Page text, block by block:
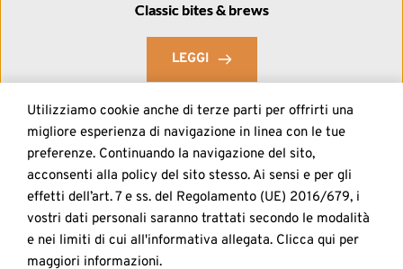
Classic bites & brews
LEGGI
1 2
All Right Reserved | BAR LA LICATA | P.IVA 05576500580 |
WM
ElegantThemes Italia Policy Privacy | Elenco Allergeni
Utilizziamo cookie anche di terze parti per offrirti una
migliore esperienza di navigazione in linea con le tue
preferenze. Continuando la navigazione del sito,
acconsenti alla policy del sito stesso. Ai sensi e per gli
effetti dell’art. 7 e ss. del Regolamento (UE) 2016/679, i
vostri dati personali saranno trattati secondo le modalità
e nei limiti di cui all'informativa allegata. Clicca qui per
maggiori informazioni.